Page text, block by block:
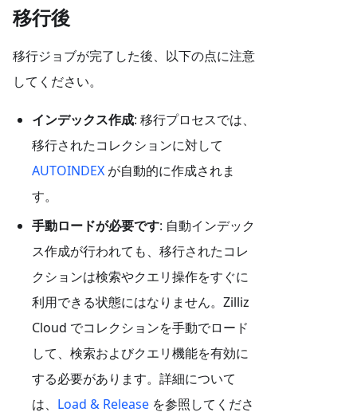
移行後
移行ジョブが完了した後、以下の点に注意
してください。
インデックス作成: 移行プロセスでは、
移行されたコレクションに対して
AUTOINDEXが自動的に作成されま
す。
手動ロードが必要です: 自動インデック
ス作成が行われても、移行されたコレ
クションは検索やクエリ操作をすぐに
利用できる状態にはなりません。Zilliz
Cloud でコレクションを手動でロード
して、検索およびクエリ機能を有効に
する必要があります。詳細について
は、 Load & Release を参照してくださ